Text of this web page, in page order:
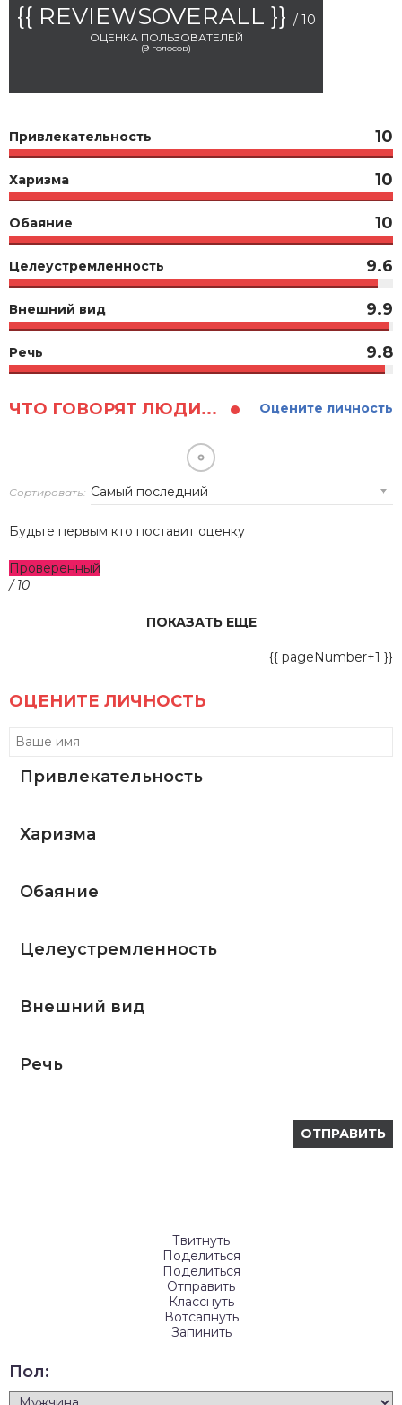
{{ REVIEWSOVERALL }} / 10
ОЦЕНКА ПОЛЬЗОВАТЕЛЕЙ
(9 голосов)
Привлекательность 10
Харизма 10
Обаяние 10
Целеустремленность 9.6
Внешний вид 9.9
Речь 9.8
ЧТО ГОВОРЯТ ЛЮДИ... Оцените личность
Сортировать:
Будьте первым кто поставит оценку
Проверенный
/ 10
ПОКАЗАТЬ ЕЩЕ
{{ pageNumber+1 }}
ОЦЕНИТЕ ЛИЧНОСТЬ
Привлекательность
Харизма
Обаяние
Целеустремленность
Внешний вид
Речь
Твитнуть
Поделиться
Поделиться
Отправить
Класснуть
Вотсапнуть
Запинить
Пол: